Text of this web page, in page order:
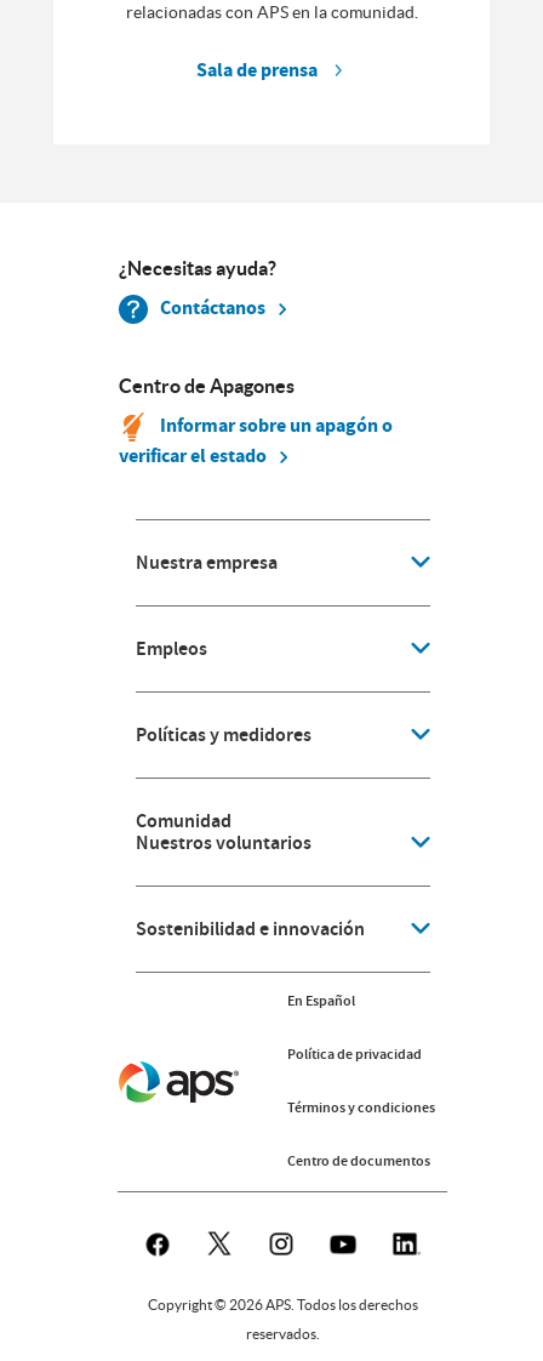
relacionadas con APS en la comunidad.
Sala de prensa
¿Necesitas ayuda?
Contáctanos
Centro de Apagones
Informar sobre un apagón o
verificar el estado
Nuestra empresa
Empleos
Políticas y medidores
Comunidad
Nuestros voluntarios
Sostenibilidad e innovación
Copyright © 2026 APS. Todos los derechos
reservados.
En Español
Política de privacidad
Términos y condiciones
Centro de documentos